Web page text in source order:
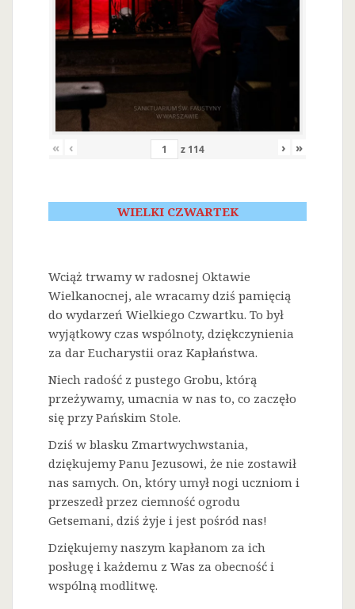
« ‹ z 114 › »
WIELKI CZWARTEK
Wciąż trwamy w radosnej Oktawie
Wielkanocnej, ale wracamy dziś pamięcią
do wydarzeń Wielkiego Czwartku. To był
wyjątkowy czas wspólnoty, dziękczynienia
za dar Eucharystii oraz Kapłaństwa.
Niech radość z pustego Grobu, którą
przeżywamy, umacnia w nas to, co zaczęło
się przy Pańskim Stole.
Dziś w blasku Zmartwychwstania,
dziękujemy Panu Jezusowi, że nie zostawił
nas samych. On, który umył nogi uczniom i
przeszedł przez ciemność ogrodu
Getsemani, dziś żyje i jest pośród nas!
Dziękujemy naszym kapłanom za ich
posługę i każdemu z Was za obecność i
wspólną modlitwę.